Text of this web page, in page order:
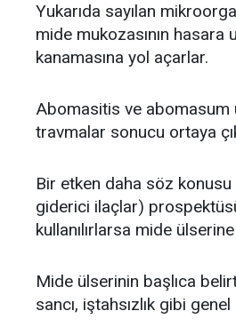
Yukarıda sayılan
mide mukozasının
kanamasına yol açarlar.
Abomasitis ve abomasum
travmalar sonucu ortaya
Bir etken daha söz
giderici ilaçlar)
kullanılırlarsa mide
Mide ülserinin başlıca
sancı, iştahsızlık gibi